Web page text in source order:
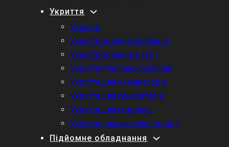
Укриття
Укриття
Укриття холодне розбірне
Укриття холодне з ЛЗП
Укриття утеплене розбірне
Укриття для компресорів
Укриття для генераторів
Укриття для котелень
Укриття для насосної станції
Підйомне обладнання